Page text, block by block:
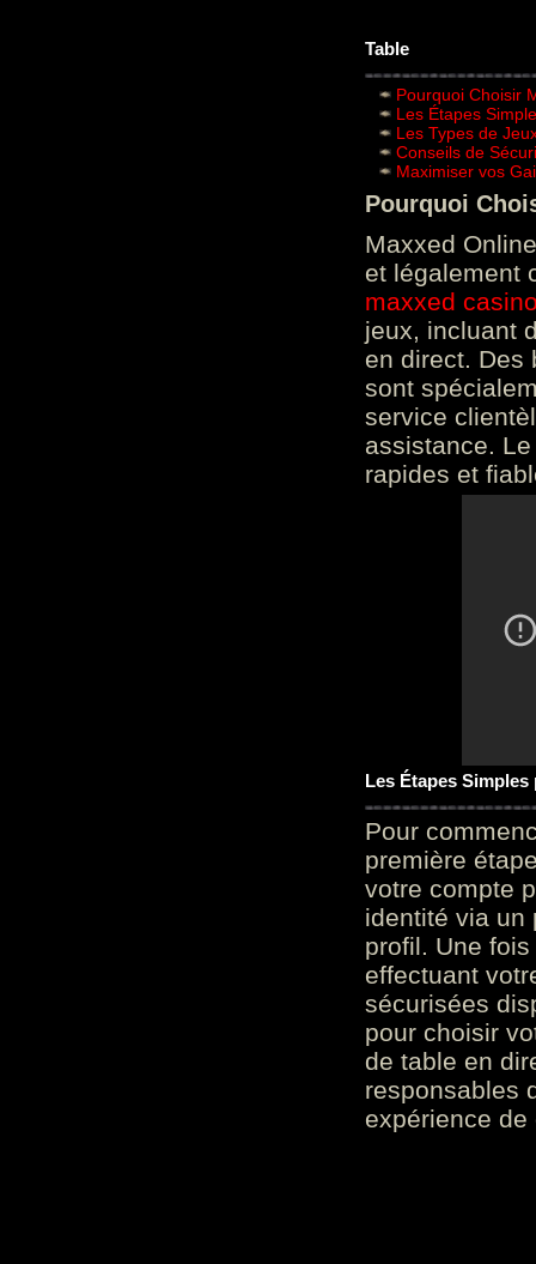
Table
Pourquoi Choisir
Les Étapes
Les Types de
Conseils de
Maximiser vos
Pourquoi
Maxxed
et légalement
maxxed
jeux, incluant
en direct. Des
sont
service
assistance.
rapides et
Les Étapes
Pour
première
votre compte
identité via un
profil. Une
effectuant
sécurisées
pour choisir
de table en
responsables
expérience